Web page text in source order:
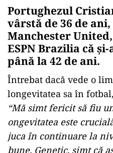
Portughezul
vârstă de 36 de
Manchester
ESPN Brazilia că
până la 42 de ani.
Întrebat dacă vede o
longevitatea sa în
“Mă simt fericit să fiu
ongevitatea este
juca în continuare la
bune. Genetic, simt că